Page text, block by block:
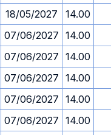
18/05/2027 14.00
07/06/2027 14.00
07/06/2027 14.00
07/06/2027 14.00
07/06/2027 14.00
07/06/2027 14.00